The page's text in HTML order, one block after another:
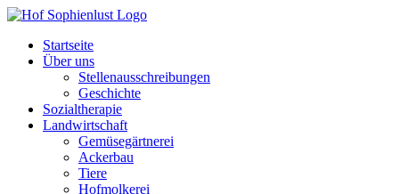
Skip
contentStartseite
Über uns
Stellenausschreibungen
Geschichte
Sozialtherapie
Landwirtschaft
Gemüsegärtnerei
Ackerbau
Tiere
Hofmolkerei